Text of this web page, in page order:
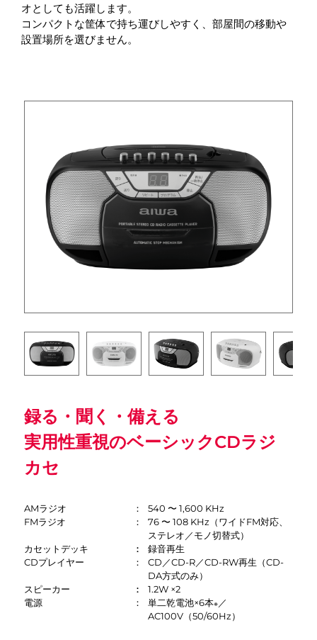
オとしても活躍します。
コンパクトな筐体で持ち運びしやすく、部屋間の移動や
設置場所を選びません。
録る・聞く・備える
実用性重視のベーシックCDラジ
カセ
AMラジオ
540 〜 1,600 KHz
FMラジオ
76 〜 108 KHz（ワイドFM対応、
ステレオ／モノ切替式）
カセットデッキ
録音再生
CDプレイヤー
CD／CD-R／CD-RW再生（CD-
DA方式のみ）
スピーカー
1.2W ×2
電源
単二乾電池×6本※／
AC100V（50/60Hz）